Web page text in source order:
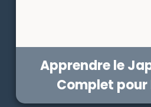
Apprendre le
Complet